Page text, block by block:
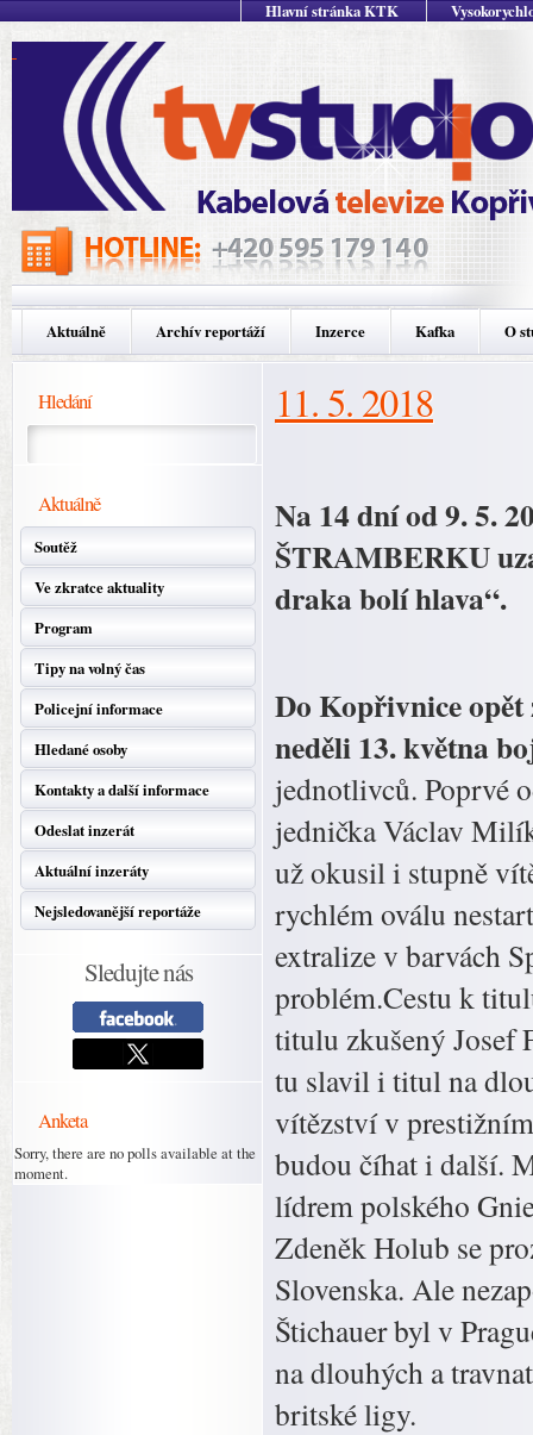
Hlavní stránka KTK
Aktuálně Archív reportáží Inzerce Kafka O
Hledání
Aktuálně
Soutěž
Ve zkratce aktuality
Program
Tipy na volný čas
Policejní informace
Hledané osoby
Kontakty a další informace
Odeslat inzerát
Aktuální inzeráty
Nejsledovanější reportáže
Sledujte nás
Anketa
Sorry, there are no polls available at the
moment.
11. 5. 2018
Na 14 dní od 9. 5.
ŠTRAMBERKU
draka bolí hlava“.
Do Kopřivnice opět
neděli 13. května
jednotlivců. Poprvé
jednička Václav
už okusil i stupně
rychlém oválu
extralize v barvách
problém.Cestu k
titulu zkušený Josef
tu slavil i titul na
vítězství v
budou číhat i další.
lídrem polského
Zdeněk Holub se
Slovenska. Ale
Štichauer byl v
na dlouhých a
britské ligy.